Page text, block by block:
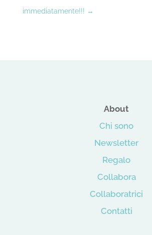
immediatamente!!! →
About
Chi sono
Newsletter
Regalo
Collabora
Collaboratrici
Contatti